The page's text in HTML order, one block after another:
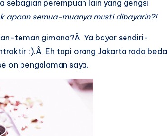
sebagian perempuan lain yang gengsi
apaan semua-muanya musti dibayarin?!
teman gimana?Â Ya bayar sendiri-
:).Â Eh tapi orang Jakarta rada beda
on pengalaman saya.